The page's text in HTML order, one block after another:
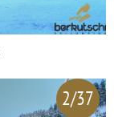
2/37